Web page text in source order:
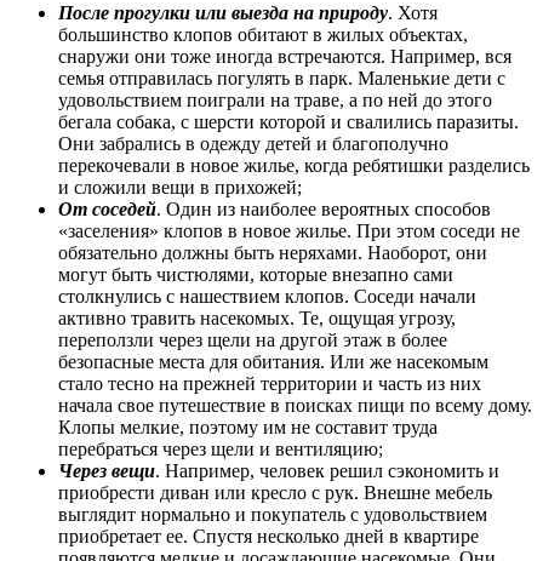
После прогулки или выезда на природу. Хотя
большинство клопов обитают в жилых объектах,
снаружи они тоже иногда встречаются. Например, вся
семья отправилась погулять в парк. Маленькие дети с
удовольствием поиграли на траве, а по ней до этого
бегала собака, с шерсти которой и свалились паразиты.
Они забрались в одежду детей и благополучно
перекочевали в новое жилье, когда ребятишки разделись
и сложили вещи в прихожей;
От соседей. Один из наиболее вероятных способов
«заселения» клопов в новое жилье. При этом соседи не
обязательно должны быть неряхами. Наоборот, они
могут быть чистюлями, которые внезапно сами
столкнулись с нашествием клопов. Соседи начали
активно травить насекомых. Те, ощущая угрозу,
переползли через щели на другой этаж в более
безопасные места для обитания. Или же насекомым
стало тесно на прежней территории и часть из них
начала свое путешествие в поисках пищи по всему дому.
Клопы мелкие, поэтому им не составит труда
перебраться через щели и вентиляцию;
Через вещи. Например, человек решил сэкономить и
приобрести диван или кресло с рук. Внешне мебель
выглядит нормально и покупатель с удовольствием
приобретает ее. Спустя несколько дней в квартире